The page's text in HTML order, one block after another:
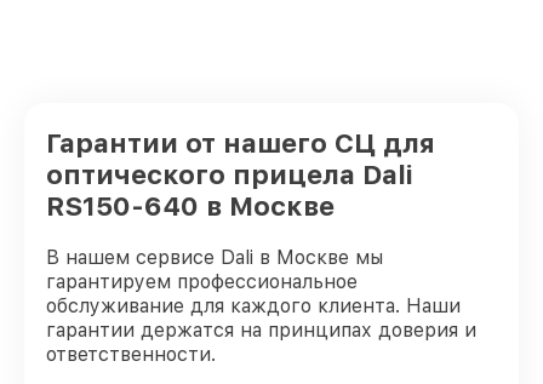
Гарантии от нашего СЦ для
оптического прицела Dali
RS150-640 в Москве
В нашем сервисе Dali в Москве мы
гарантируем профессиональное
обслуживание для каждого клиента. Наши
гарантии держатся на принципах доверия и
ответственности.